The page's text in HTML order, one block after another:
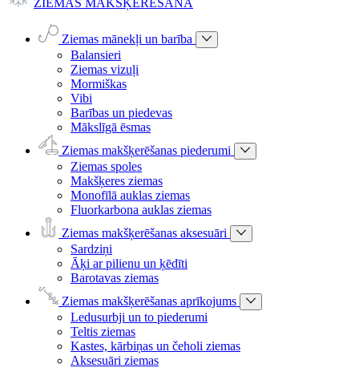
ZIEMAS MAKŠĶERĒŠANA
Ziemas mānekļi un barība
Balansieri
Ziemas vizuļi
Mormiškas
Vibi
Barības un piedevas
Mākslīgā ēsmas
Ziemas makšķerēšanas piederumi
Ziemas spoles
Makšķeres ziemas
Monofīlā auklas ziemas
Fluorkarbona auklas ziemas
Ziemas makšķerēšanas aksesuāri
Sardziņi
Āķi ar pilienu un ķēdīti
Barotavas ziemas
Ziemas makšķerēšanas aprīkojums
Ledusurbji un to piederumi
Teltis ziemas
Kastes, kārbiņas un čeholi ziemas
Aksesuāri ziemas